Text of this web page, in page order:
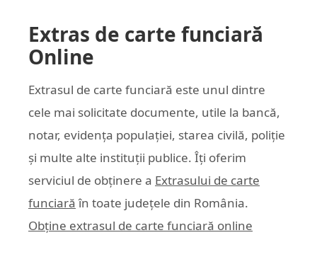
Extras de carte funciară
Online
Extrasul de carte funciară este unul dintre
cele mai solicitate documente, utile la bancă,
notar, evidența populației, starea civilă, poliție
și multe alte instituții publice. Îți oferim
serviciul de obținere a Extrasului de carte
funciară în toate județele din România.
Obține extrasul de carte funciară online